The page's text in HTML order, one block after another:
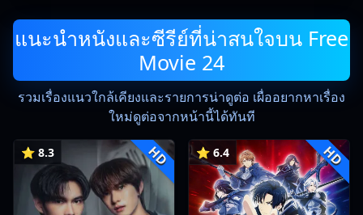
แนะนำหนังและซีรีย์ที่น่าสนใจบน Free
Movie 24
รวมเรื่องแนวใกล้เคียงและรายการน่าดูต่อ เผื่ออยากหาเรื่อง
ใหม่ดูต่อจากหน้านี้ได้ทันที
⭐ 8.3 HD ⭐ 6.4 HD